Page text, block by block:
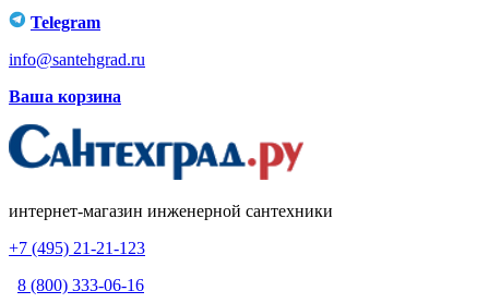
Telegram
info@santehgrad.ru
Ваша корзина
интернет-магазин инженерной сантехники
+7 (495) 21-21-123
8 (800) 333-06-16